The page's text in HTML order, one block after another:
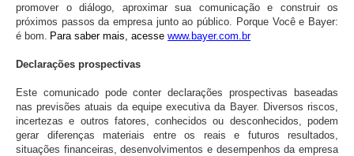
promover o diálogo, aproximar sua comunicação e construir os
próximos passos da empresa junto ao público. Porque Você e Bayer:
é bom.
Para saber mais, acesse www.bayer.com.br
Declarações prospectivas
Este comunicado pode conter declarações prospectivas baseadas
nas previsões atuais da equipe executiva da Bayer. Diversos riscos,
incertezas e outros fatores, conhecidos ou desconhecidos, podem
gerar diferenças materiais entre os reais e futuros resultados,
situações financeiras, desenvolvimentos e desempenhos da empresa